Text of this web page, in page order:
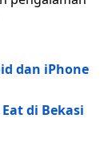
dan iPhone
di Bekasi